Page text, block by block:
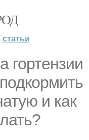
статьи
гортензии
и как